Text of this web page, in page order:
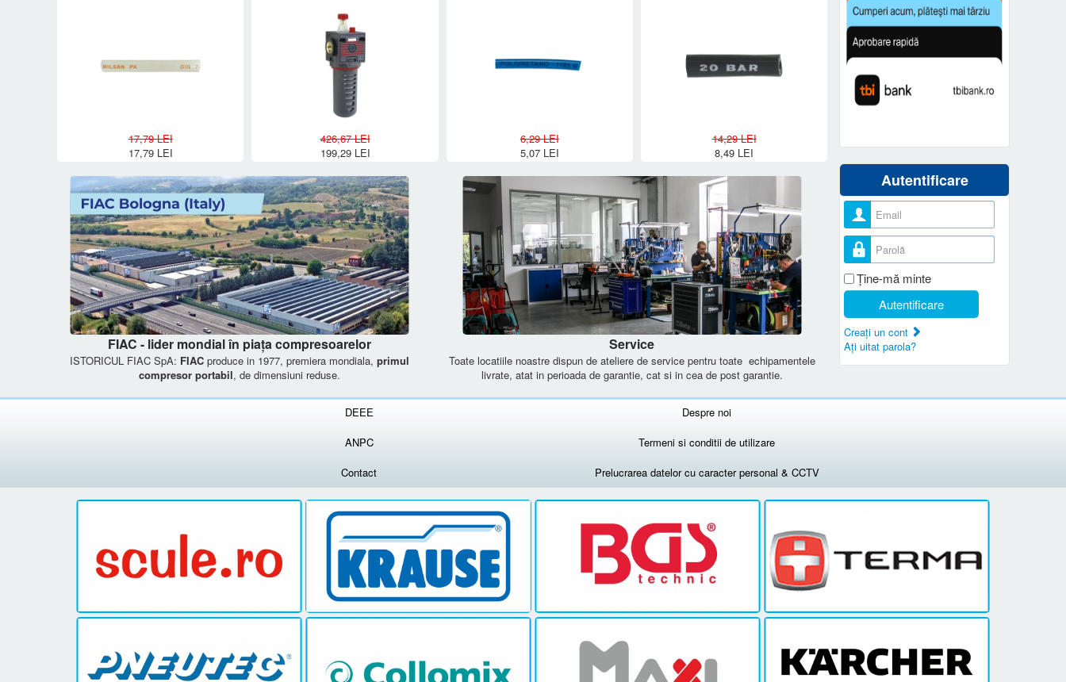
17,79 LEI
17,79 LEI
426,67 LEI
199,29 LEI
6,29 LEI
5,07 LEI
14,29 LEI
8,49 LEI
FIAC - lider mondial în piața compresoarelor
ISTORICUL FIAC SpA: FIAC produce in 1977, premiera mondiala,primul
compresor portabil, de dimensiuni reduse.
Service
Toate locatiile noastre dispun de ateliere de service pentru toate echipamentele
livrate, atat in perioada de garantie, cat si in cea de post garantie.
Autentificare
Nume utilizator
Parolă
Ţine-mă minte
Autentificare
Creaţi un cont
Aţi uitat parola?
DEEE
Despre noi
ANPC
Termeni si conditii de utilizare
Contact
Prelucrarea datelor cu caracter personal & CCTV